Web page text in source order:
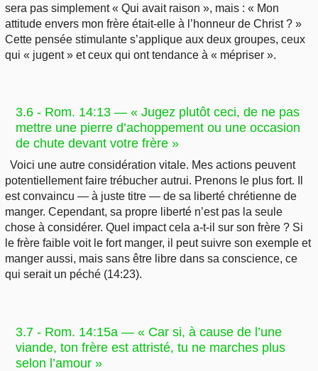
sera pas simplement « Qui avait raison », mais : « Mon
attitude envers mon frère était-elle à l’honneur de Christ ? »
Cette pensée stimulante s’applique aux deux groupes, ceux
qui « jugent » et ceux qui ont tendance à « mépriser ».
3.6 - Rom. 14:13 — « Jugez plutôt ceci, de ne pas
mettre une pierre d’achoppement ou une occasion
de chute devant votre frère »
Voici une autre considération vitale. Mes actions peuvent
potentiellement faire trébucher autrui. Prenons le plus fort. Il
est convaincu — à juste titre — de sa liberté chrétienne de
manger. Cependant, sa propre liberté n’est pas la seule
chose à considérer. Quel impact cela a-t-il sur son frère ? Si
le frère faible voit le fort manger, il peut suivre son exemple et
manger aussi, mais sans être libre dans sa conscience, ce
qui serait un péché (14:23).
3.7 - Rom. 14:15a — « Car si, à cause de l’une
viande, ton frère est attristé, tu ne marches plus
selon l’amour »